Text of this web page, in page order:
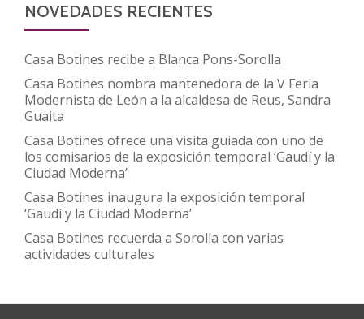
NOVEDADES RECIENTES
Casa Botines recibe a Blanca Pons-Sorolla
Casa Botines nombra mantenedora de la V Feria
Modernista de León a la alcaldesa de Reus, Sandra
Guaita
Casa Botines ofrece una visita guiada con uno de
los comisarios de la exposición temporal ‘Gaudí y la
Ciudad Moderna’
Casa Botines inaugura la exposición temporal
‘Gaudí y la Ciudad Moderna’
Casa Botines recuerda a Sorolla con varias
actividades culturales